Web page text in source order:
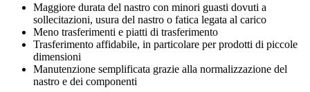
Maggiore durata del nastro con minori guasti dovuti a
sollecitazioni, usura del nastro o fatica legata al carico
Meno trasferimenti e piatti di trasferimento
Trasferimento affidabile, in particolare per prodotti di piccole
dimensioni
Manutenzione semplificata grazie alla normalizzazione del
nastro e dei componenti